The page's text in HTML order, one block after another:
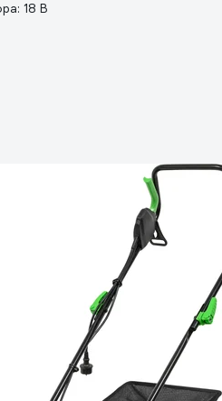
18 В